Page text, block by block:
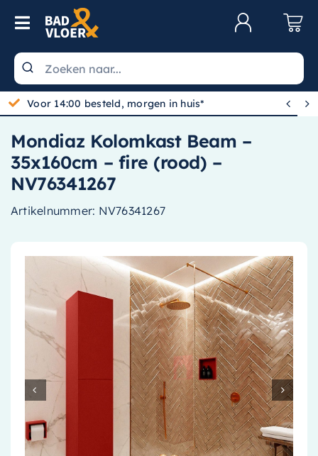
Skip to content
Toggle Navigation
Wastafels
Toiletten
Spiegels
Kranen
Douche
Baden
Radiatoren
Installatiemateriaal
Klimaatbeheersing
PVC
Tegels
Gratis bezorgd vanaf 100,-
 
Mondiaz Kolomkast Beam –
35x160cm – fire (rood) –
NV76341267
Artikelnummer: NV76341267